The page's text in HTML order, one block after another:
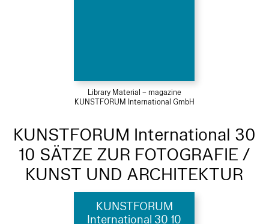
Library Material – magazine
KUNSTFORUM International GmbH
KUNSTFORUM International 30
10 SÄTZE ZUR FOTOGRAFIE /
KUNST UND ARCHITEKTUR
KUNSTFORUM
International 30 10